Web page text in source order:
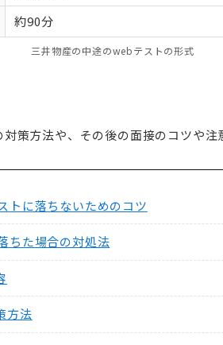
約90分
三井物産の中途のwebテストの形式
策方法や、その後の面接のコツや
トに落ちないためのコツ
ちた場合の対処法
方法